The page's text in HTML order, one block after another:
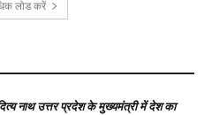
लोड करें
नाथ उत्तर प्रदेश के मुख्यमंत्री में देश का